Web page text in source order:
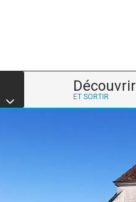
Découvrir
ET SORTIR